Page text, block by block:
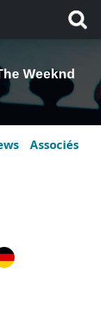
Weeknd
Associés